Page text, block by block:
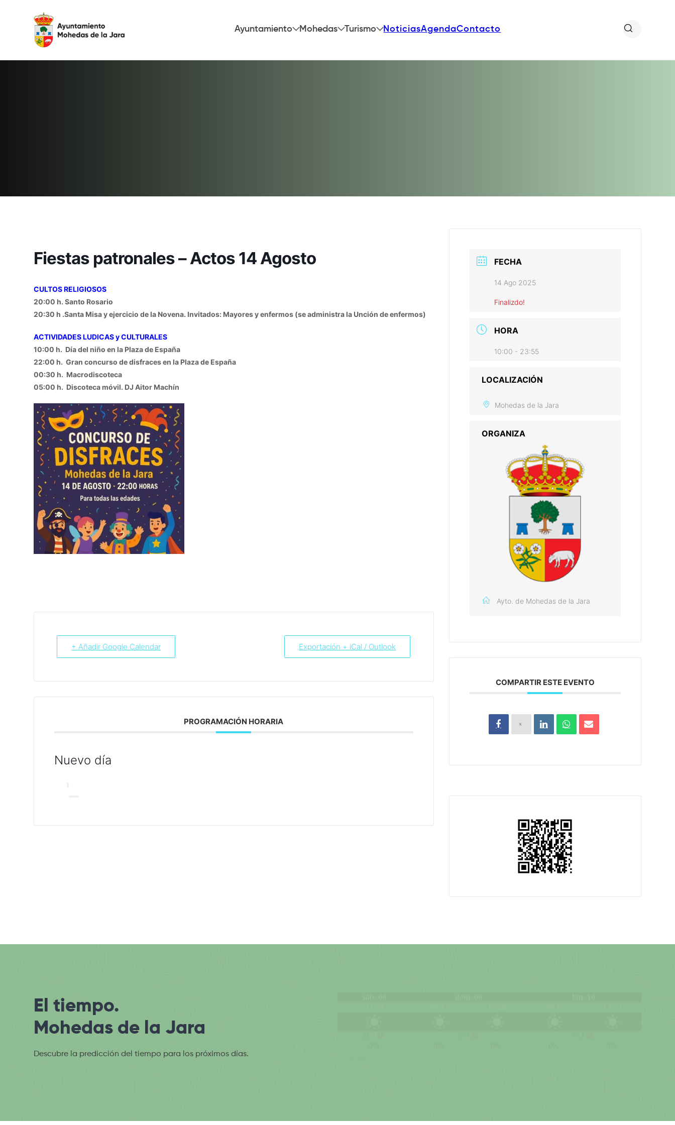
Ayuntamiento Mohedas Turismo NoticiasAgendaContacto
Fiestas patronales – Actos 14 Agosto
CULTOS RELIGIOSOS
20:00 h. Santo Rosario
20:30 h .Santa Misa y ejercicio de la Novena. Invitados: Mayores y enfermos (se administra la Unción de enfermos)
ACTIVIDADES LUDICAS y CULTURALES
10:00 h. Día del niño en la Plaza de España
22:00 h. Gran concurso de disfraces en la Plaza de España
00:30 h. Macrodiscoteca
05:00 h. Discoteca móvil. DJ Aitor Machín
+ Añadir Google Calendar Exportación + iCal / Outlook
PROGRAMACIÓN HORARIA
Nuevo día
FECHA
14 Ago 2025
Finalizdo!
HORA
10:00 - 23:55
LOCALIZACIÓN
Mohedas de la Jara
ORGANIZA
Ayto. de Mohedas de la Jara
COMPARTIR ESTE EVENTO
El tiempo.
Mohedas de la Jara
Descubre la predicción del tiempo para los próximos días.